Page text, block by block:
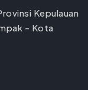
Kepulauan
- Kota